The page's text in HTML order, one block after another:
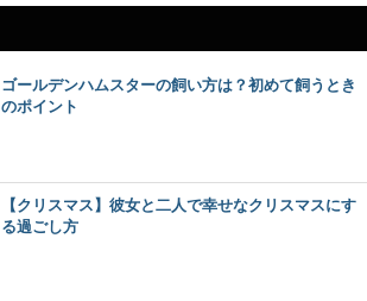
ゴールデンハムスターの飼い方は？初めて飼うとき
のポイント
【クリスマス】彼女と二人で幸せなクリスマスにす
る過ごし方